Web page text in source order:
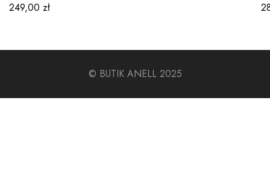
249,00 zł
© BUTIK ANELL 2025